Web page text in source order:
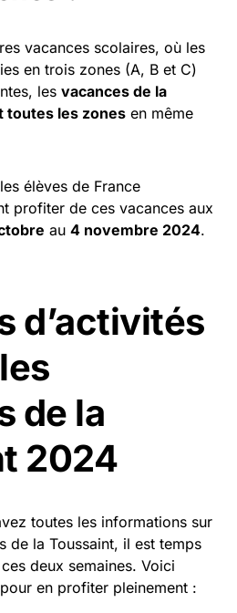
vacances scolaires, où les
en trois zones (A, B et C)
les vacances de la
toutes les zones en même
élèves de France
profiter de ces vacances aux
au 4 novembre 2024.
d’activités
de la
2024
toutes les informations sur
de la Toussaint, il est temps
deux semaines. Voici
en profiter pleinement :